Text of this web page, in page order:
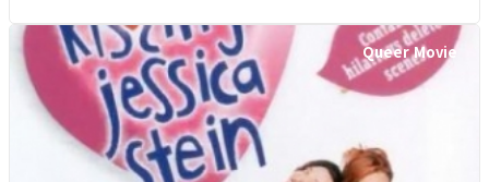
Queer Movie